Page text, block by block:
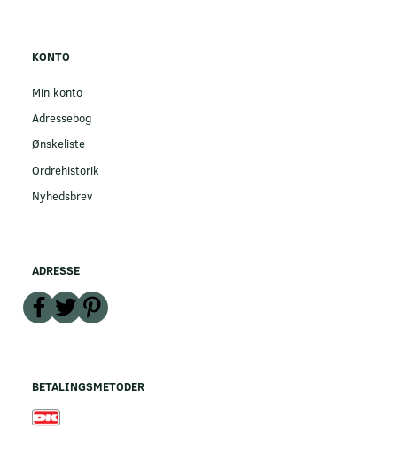
KONTO
Min konto
Adressebog
Ønskeliste
Ordrehistorik
Nyhedsbrev
ADRESSE
BETALINGSMETODER